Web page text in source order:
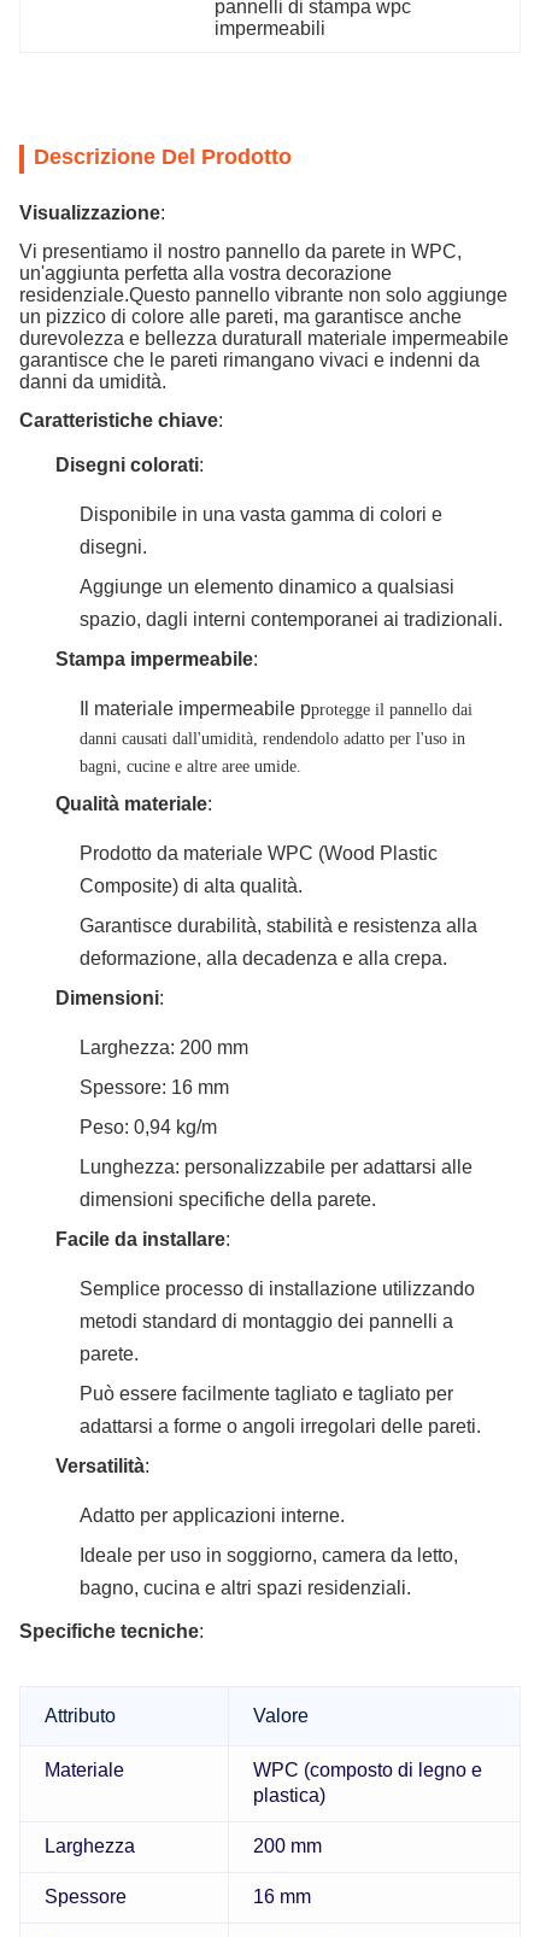
pannelli di stampa wpc
impermeabili
Descrizione Del Prodotto
Visualizzazione:
Vi presentiamo il nostro pannello da parete in WPC,
un'aggiunta perfetta alla vostra decorazione
residenziale.Questo pannello vibrante non solo aggiunge
un pizzico di colore alle pareti, ma garantisce anche
durevolezza e bellezza duraturaIl materiale impermeabile
garantisce che le pareti rimangano vivaci e indenni da
danni da umidità.
Caratteristiche chiave:
Disegni colorati:
Disponibile in una vasta gamma di colori e
disegni.
Aggiunge un elemento dinamico a qualsiasi
spazio, dagli interni contemporanei ai tradizionali.
Stampa impermeabile:
Il materiale impermeabile pprotegge il pannello dai
danni causati dall'umidità, rendendolo adatto per l'uso in
bagni, cucine e altre aree umide.
Qualità materiale:
Prodotto da materiale WPC (Wood Plastic
Composite) di alta qualità.
Garantisce durabilità, stabilità e resistenza alla
deformazione, alla decadenza e alla crepa.
Dimensioni:
Larghezza: 200 mm
Spessore: 16 mm
Peso: 0,94 kg/m
Lunghezza: personalizzabile per adattarsi alle
dimensioni specifiche della parete.
Facile da installare:
Semplice processo di installazione utilizzando
metodi standard di montaggio dei pannelli a
parete.
Può essere facilmente tagliato e tagliato per
adattarsi a forme o angoli irregolari delle pareti.
Versatilità:
Adatto per applicazioni interne.
Ideale per uso in soggiorno, camera da letto,
bagno, cucina e altri spazi residenziali.
Specifiche tecniche:
Attributo Valore
Materiale
WPC (composto di legno e
plastica)
Larghezza 200 mm
Spessore 16 mm